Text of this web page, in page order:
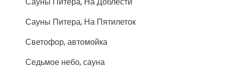
Сауны Питера, На Пятилеток
Светофор, автомойка
Седьмое небо, сауна